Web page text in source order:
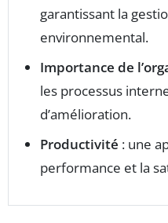
garantissant la
environnemental.
Importance de
les processus
d’amélioration.
Productivité : une
performance et la